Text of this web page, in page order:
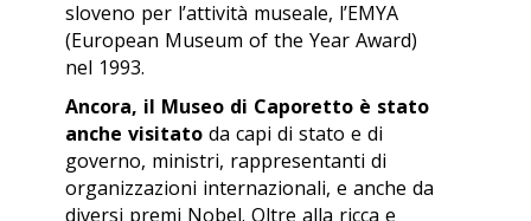
sloveno per l’attività museale, l’EMYA
(European Museum of the Year Award)
nel 1993.
Ancora, il Museo di Caporetto è stato
anche visitato da capi di stato e di
governo, ministri, rappresentanti di
organizzazioni internazionali, e anche da
diversi premi Nobel. Oltre alla ricca e